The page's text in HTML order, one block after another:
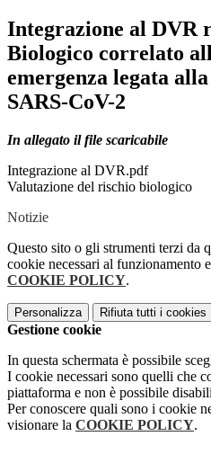
Integrazione al DVR
Biologico correlato
emergenza legata
SARS-CoV-2
In allegato il file scaricabile
Integrazione al DVR.pdf
Valutazione del rischio biologico
Notizie
Questo sito o gli strumenti terzi da
cookie necessari al funzionamento
COOKIE POLICY.
Personalizza Rifiuta tutti i cookies
Gestione cookie
In questa schermata è possibile
I cookie necessari sono quelli che
piattaforma e non è possibile
Per conoscere quali sono i cookie
visionare la COOKIE POLICY.